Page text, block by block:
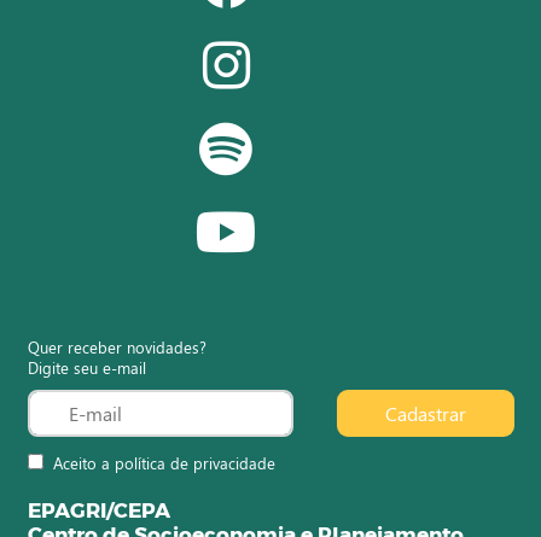
Quer receber novidades?
Digite seu e-mail
Aceito a política de privacidade
Cadastrar
EPAGRI/CEPA